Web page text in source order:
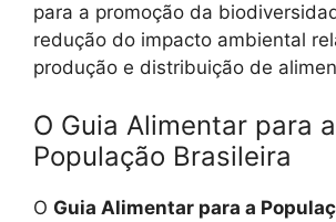
para a promoção da
redução do impacto ambiental
produção e distribuição de
O Guia Alimentar para a
População Brasileira
O Guia Alimentar para a